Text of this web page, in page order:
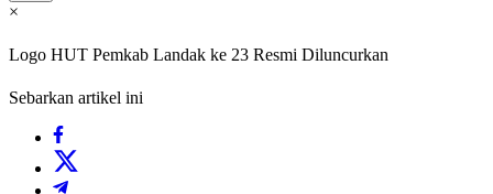
×
Logo HUT Pemkab Landak ke 23 Resmi Diluncurkan
Sebarkan artikel ini